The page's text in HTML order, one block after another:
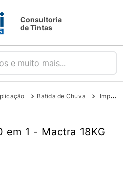
Consultoria
de Tintas
mais...
Batida de Chuva Imperall Premium 10 em 1 - Mactra 18kg
em 1 - Mactra 18KG